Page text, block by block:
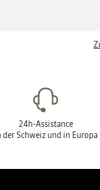
24h-Assistance
der Schweiz und in Europa